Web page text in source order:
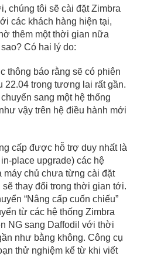
chúng tôi sẽ cài đặt Zimbra
các khách hàng hiện tại,
thêm một thời gian nữa
Có hai lý do:
thông báo rằng sẽ có phiên
22.04 trong tương lai rất gần.
sang một hệ thống
vậy trên hệ điều hành mới
cấp được hỗ trợ duy nhất là
place upgrade) các hệ
máy chủ chưa từng cài đặt
thay đổi trong thời gian tới.
“Nâng cấp cuốn chiếu”
từ các hệ thống Zimbra
NG sang Daffodil với thời
như bằng không. Công cụ
thử nghiệm kể từ khi viết